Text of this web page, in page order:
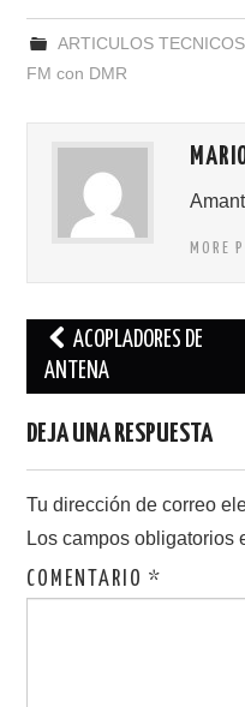
ARTICULOS TECNICOS
FM con DMR
MORE
Navegación
de
ACOPLADORES DE
ANTENA
DEJA UNA RESPUESTA
Tu dirección de correo
Los campos obligatorios
COMENTARIO*